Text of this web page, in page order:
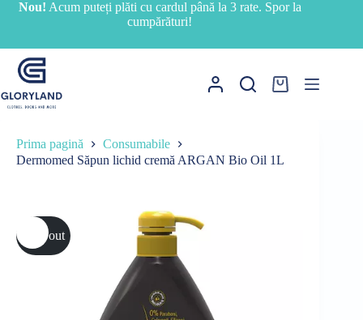
SariNou! Acum puteți plăti cu cardul până la 3 rate. Spor la
cumpărături!
Coș
Prima pagină
Consumabile
Dermomed Săpun lichid cremă ARGAN Bio Oil 1L
Sold out